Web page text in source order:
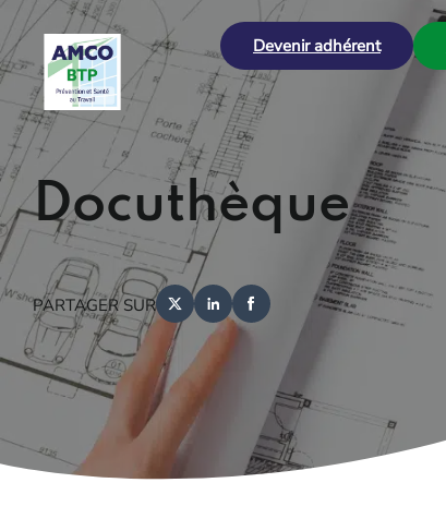
Devenir adhérent
Docuthèque
PARTAGER SUR